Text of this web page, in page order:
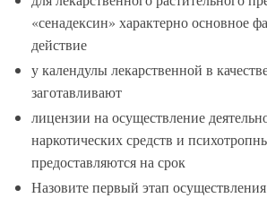
«сенадексин» характерно основное
действие
у календулы лекарственной в
заготавливают
лицензии на осуществление
наркотических средств и
предоставляются на срок
Назовите первый этап